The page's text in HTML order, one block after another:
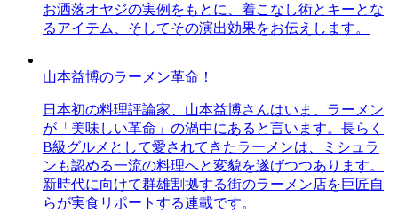
お洒落オヤジの実例をもとに、着こなし術とキーとな
るアイテム、そしてその演出効果をお伝えします。
山本益博のラーメン革命！
日本初の料理評論家、山本益博さんはいま、ラーメン
が「美味しい革命」の渦中にあると言います。長らく
B級グルメとして愛されてきたラーメンは、ミシュラ
ンも認める一流の料理へと変貌を遂げつつあります。
新時代に向けて群雄割拠する街のラーメン店を巨匠自
らが実食リポートする連載です。